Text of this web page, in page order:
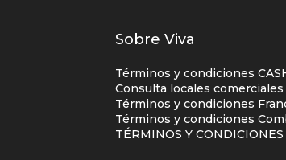
Listados
enlaces
centro
comercial
columna
Sobre Viva
Términos y condiciones
Consulta locales
Términos y condiciones
Términos y condiciones
TÉRMINOS Y